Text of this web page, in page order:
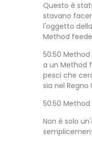
Questo è
stavano
l'oggetto
Method
50:50
a un Method
pesci che
sia nel Regno
50:50
Non è solo